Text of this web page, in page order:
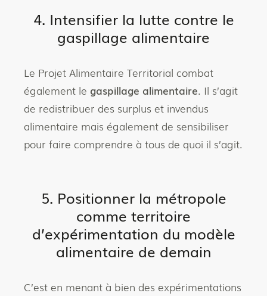
4. Intensifier la lutte contre le
gaspillage alimentaire
Le Projet Alimentaire Territorial combat
également le gaspillage alimentaire. Il s’agit
de redistribuer des surplus et invendus
alimentaire mais également de sensibiliser
pour faire comprendre à tous de quoi il s’agit.
5. Positionner la métropole
comme territoire
d’expérimentation du modèle
alimentaire de demain
C’est en menant à bien des expérimentations